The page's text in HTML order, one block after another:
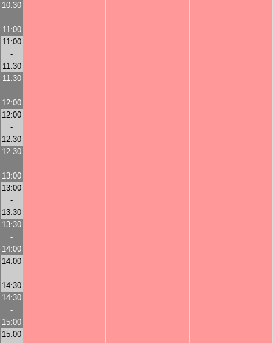
10:30
-
11:00
11:00
-
11:30
11:30
-
12:00
12:00
-
12:30
12:30
-
13:00
13:00
-
13:30
13:30
-
14:00
14:00
-
14:30
14:30
-
15:00
15:00